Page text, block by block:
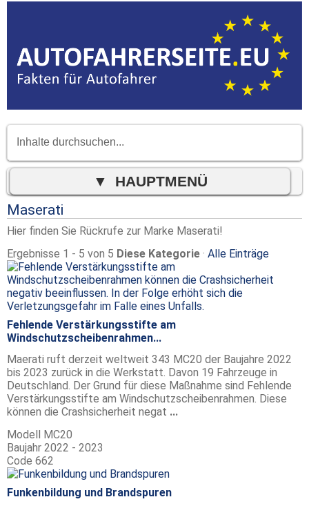
Maserati
Hier finden Sie Rückrufe zur Marke Maserati!
Ergebnisse 1 - 5 von 5 Diese Kategorie · Alle Einträge
Fehlende Verstärkungsstifte am
Windschutzscheibenrahmen...
Maerati ruft derzeit weltweit 343 MC20 der Baujahre 2022
bis 2023 zurück in die Werkstatt. Davon 19 Fahrzeuge in
Deutschland. Der Grund für diese Maßnahme sind Fehlende
Verstärkungsstifte am Windschutzscheibenrahmen. Diese
können die Crashsicherheit negat ...
Modell MC20
Baujahr 2022 - 2023
Code 662
Funkenbildung und Brandspuren